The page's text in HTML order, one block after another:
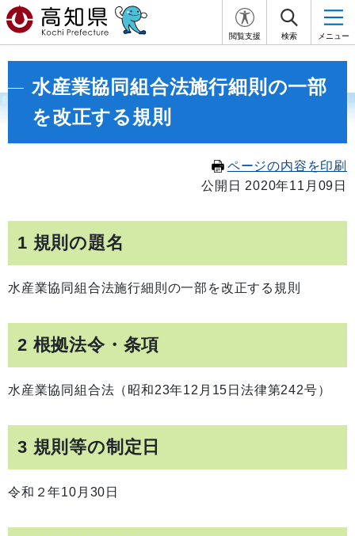
閲覧支援 検索 メニュー
水産業協同組合法施行細則の一部
を改正する規則
ページの内容を印刷
公開日 2020年11月09日
1 規則の題名
水産業協同組合法施行細則の一部を改正する規則
2 根拠法令・条項
水産業協同組合法（昭和23年12月15日法律第242号）
3 規則等の制定日
令和２年10月30日